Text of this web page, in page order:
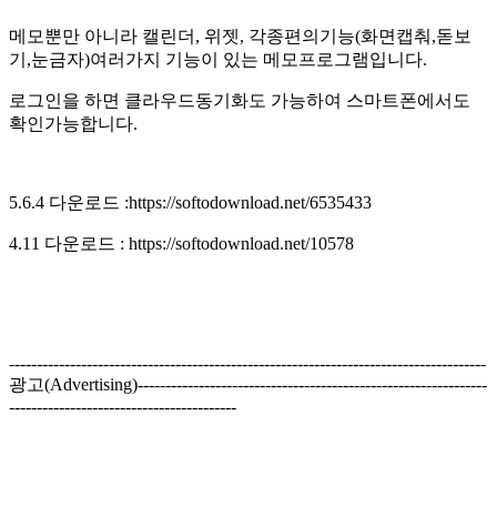
메모뿐만 아니라 캘린더, 위젯, 각종편의기능(화면캡춰,돋보
기,눈금자)여러가지 기능이 있는 메모프로그램입니다.
로그인을 하면 클라우드동기화도 가능하여 스마트폰에서도
확인가능합니다.
5.6.4 다운로드 :https://softodownload.net/6535433
4.11 다운로드 : https://softodownload.net/10578
--------------------------------------------------------------------------------------
광고(Advertising)---------------------------------------------------------------
-----------------------------------------